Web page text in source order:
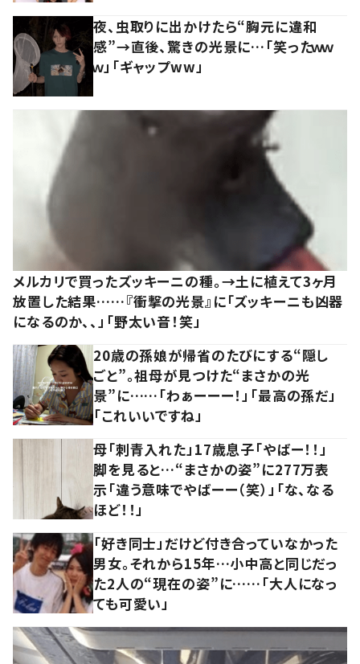
夜、虫取りに出かけたら“胸元に違和
感”→直後、驚きの光景に…「笑ったｗｗ
ｗ」「ギャップww」
メルカリで買ったズッキーニの種。→土に植えて3ヶ月
放置した結果……『衝撃の光景』に「ズッキーニも凶器
になるのか、、」「野太い音！笑」
20歳の孫娘が帰省のたびにする“隠し
ごと”。祖母が見つけた“まさかの光
景”に……「わぁーーー！」「最高の孫だ」
「これいいですね」
母「刺青入れた」17歳息子「やばー！！」
脚を見ると…“まさかの姿”に277万表
示「違う意味でやばーー（笑）」「な、なる
ほど！！」
「好き同士」だけど付き合っていなかった
男女。それから15年…小中高と同じだっ
た2人の“現在の姿”に……「大人になっ
ても可愛い」